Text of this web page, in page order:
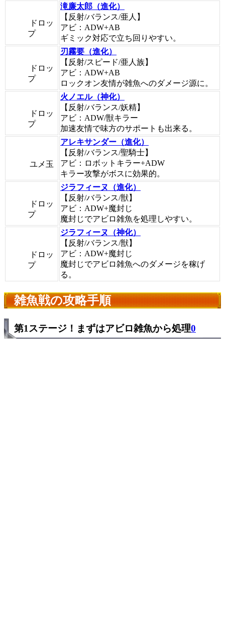
ドロッ
プ
滝廉太郎（進化）
【反射/バランス/亜人】
アビ：ADW+AB
ギミック対応で立ち回りやすい。
ドロッ
プ
刃霧要（進化）
【反射/スピード/亜人族】
アビ：ADW+AB
ロックオン友情が雑魚へのダメージ源に。
ドロッ
プ
火ノエル（神化）
【反射/バランス/妖精】
アビ：ADW/獣キラー
加速友情で味方のサポートも出来る。
ユメ玉
アレキサンダー（進化）
【反射/バランス/聖騎士】
アビ：ロボットキラー+ADW
キラー攻撃がボスに効果的。
ドロッ
プ
ジラフィーヌ（進化）
【反射/バランス/獣】
アビ：ADW+魔封じ
魔封じでアビロ雑魚を処理しやすい。
ドロッ
プ
ジラフィーヌ（神化）
【反射/バランス/獣】
アビ：ADW+魔封じ
魔封じでアビロ雑魚へのダメージを稼げ
る。
雑魚戦の攻略手順
第1ステージ！まずはアビロ雑魚から処理0